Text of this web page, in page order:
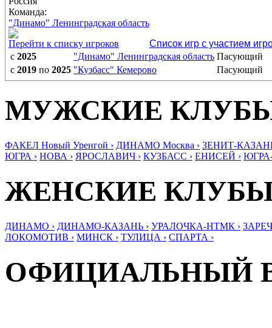
Команда:
"Динамо" Ленинградская область
Перейти к списку игроков
Список игр с участием
с 2025 "Динамо" Ленинградская область Пасующий
с 2019 по 2025 "Кузбасс" Кемерово Пасующий
МУЖСКИЕ
ФАКЕЛ Новый Уренгой › ДИНАМО Москва › ЗЕНИТ-
ЮГРА › НОВА › ЯРОСЛАВИЧ › КУЗБАСС › ЕНИСЕЙ ›
ЖЕНСКИЕ
ДИНАМО › ДИНАМО-КАЗАНЬ › УРАЛОЧКА-НТМК ›
ЛОКОМОТИВ › МИНСК › ТУЛИЦА › СПАРТА ›
ОФИЦИАЛЬНЫЙ